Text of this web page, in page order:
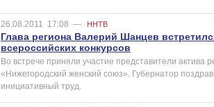
26.08.2011 17:08 — ННТВ
Глава региона Валерий Шанцев
всероссийских конкурсов
Во встрече приняли участие представители актива
«Нижегородский женский союз». Губернатор
инициативный труд.